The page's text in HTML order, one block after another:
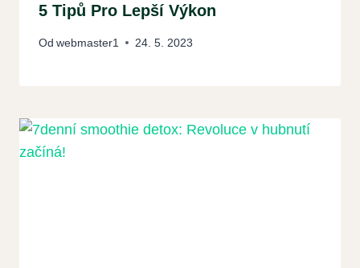
5 Tipů Pro Lepší Výkon
Od webmaster1 24. 5. 2023